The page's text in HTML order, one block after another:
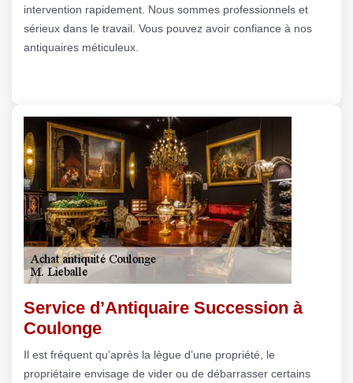
intervention rapidement. Nous sommes professionnels et
sérieux dans le travail. Vous pouvez avoir confiance à nos
antiquaires méticuleux.
Service d’Antiquaire Succession à
Coulonge
Il est fréquent qu’après la lègue d’une propriété, le
propriétaire envisage de vider ou de débarrasser certains